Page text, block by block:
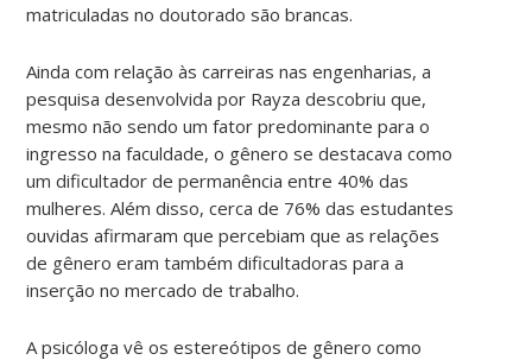
matriculadas no doutorado são brancas.
Ainda com relação às carreiras nas engenharias, a
pesquisa desenvolvida por Rayza descobriu que,
mesmo não sendo um fator predominante para o
ingresso na faculdade, o gênero se destacava como
um dificultador de permanência entre 40% das
mulheres. Além disso, cerca de 76% das estudantes
ouvidas afirmaram que percebiam que as relações
de gênero eram também dificultadoras para a
inserção no mercado de trabalho.
A psicóloga vê os estereótipos de gênero como